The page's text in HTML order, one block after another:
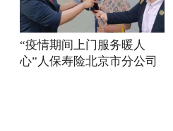
“疫情期间上门服务暖人
心”人保寿险北京市分公司